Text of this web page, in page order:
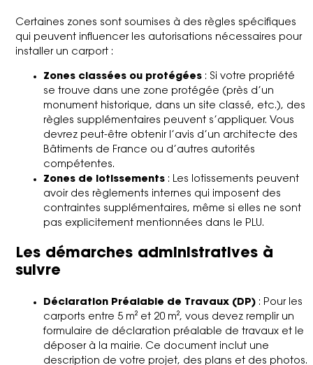
Certaines zones sont soumises à des règles spécifiques
qui peuvent influencer les autorisations nécessaires pour
installer un carport :
Zones classées ou protégées : Si votre propriété
se trouve dans une zone protégée (près d’un
monument historique, dans un site classé, etc.), des
règles supplémentaires peuvent s’appliquer. Vous
devrez peut-être obtenir l’avis d’un architecte des
Bâtiments de France ou d’autres autorités
compétentes.
Zones de lotissements : Les lotissements peuvent
avoir des règlements internes qui imposent des
contraintes supplémentaires, même si elles ne sont
pas explicitement mentionnées dans le PLU.
Les démarches administratives à
suivre
Déclaration Préalable de Travaux (DP) : Pour les
carports entre 5 m² et 20 m², vous devez remplir un
formulaire de déclaration préalable de travaux et le
déposer à la mairie. Ce document inclut une
description de votre projet, des plans et des photos.